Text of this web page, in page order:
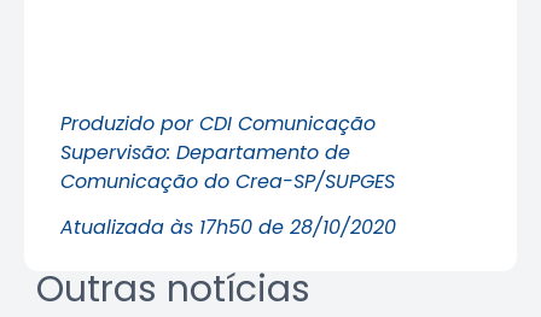
Produzido por CDI Comunicação
Supervisão: Departamento de
Comunicação do Crea-SP/SUPGES
Atualizada às 17h50 de 28/10/2020
Outras notícias